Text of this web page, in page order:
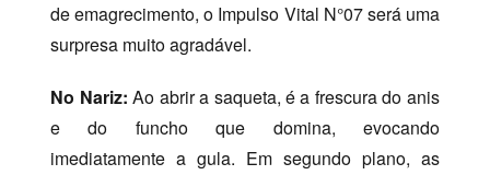
de emagrecimento, o Impulso Vital N°07 será uma
surpresa muito agradável.
No Nariz: Ao abrir a saqueta, é a frescura do anis
e do funcho que domina, evocando
imediatamente a gula. Em segundo plano, as